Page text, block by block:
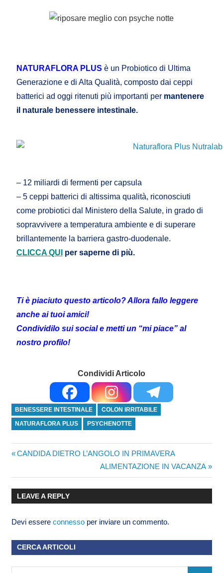
NATURAFLORA PLUS è un Probiotico di Ultima
Generazione e di Alta Qualità, composto dai ceppi
batterici ad oggi ritenuti più importanti per mantenere
il naturale benessere intestinale.
– 12 miliardi di fermenti per capsula
– 5 ceppi batterici di altissima qualità, riconosciuti
come probiotici dal Ministero della Salute, in grado di
sopravvivere a temperatura ambiente e di superare
brillantemente la barriera gastro-duodenale.
CLICCA QUI per saperne di più.
Ti è piaciuto questo articolo? Allora fallo leggere
anche ai tuoi amici!
Condividilo sui social e metti un “mi piace” al
nostro profilo!
Condividi Articolo
BENESSERE INTESTINALE COLON IRRITABILE
NATURAFLORA PLUS PSYCHENOTTE
CANDIDA DIETRO L’ANGOLO IN PRIMAVERA
ALIMENTAZIONE IN VACANZA
LEAVE A REPLY
Devi essere connessoper inviare un commento.
CERCA ARTICOLI